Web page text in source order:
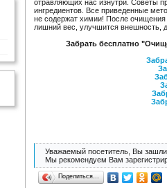
отравляющих нас изнутри. Советы
ингредиентов. Все приведенные
не содержат химии! После
лишний вес, улучшится внешность,
Забрать бесплатно
Уважаемый посетитель, Вы зашли
Мы рекомендуем Вам
Поделиться…